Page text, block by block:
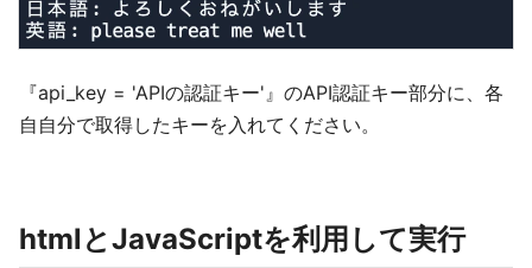
『api_key = 'APIの認証キー'』のAPI認証キー部分に、各
自自分で取得したキーを入れてください。
htmlとJavaScriptを利用して実行